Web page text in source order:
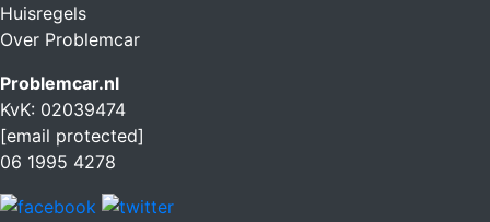
Huisregels
Over Problemcar
Problemcar.nl
KvK: 02039474
[email protected]
06 1995 4278